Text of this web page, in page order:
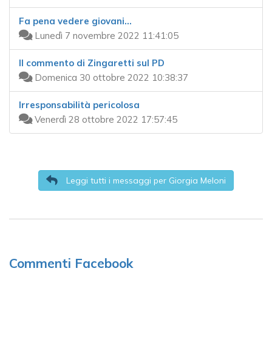
Fa pena vedere giovani...
Lunedì 7 novembre 2022 11:41:05
Il commento di Zingaretti sul PD
Domenica 30 ottobre 2022 10:38:37
Irresponsabilità pericolosa
Venerdì 28 ottobre 2022 17:57:45
Leggi tutti i messaggi per Giorgia Meloni
Commenti Facebook